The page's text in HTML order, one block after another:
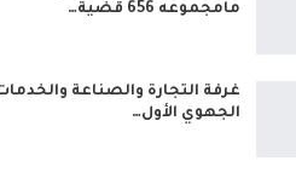
مامجموعه 656 قضية…
غرفة التجارة والصناعة
الجهوي الأول…